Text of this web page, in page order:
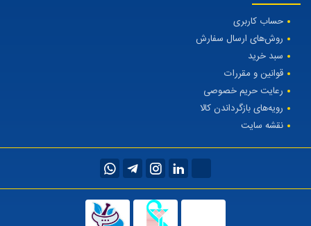
حساب کاربری
روش‌های ارسال سفارش
سبد خرید
قوانین و مقررات
رعایت حریم خصوصی
رویه‌های بازگرداندن کالا
نقشه سایت